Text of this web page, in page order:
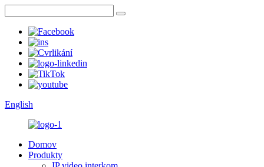
English
Domov
Produkty